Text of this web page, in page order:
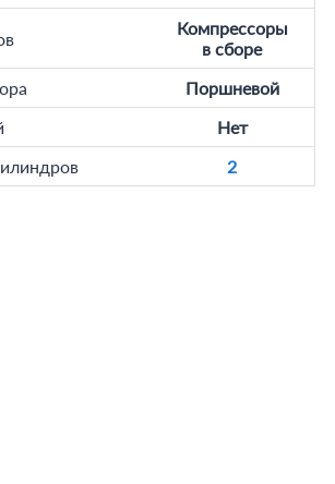
Компрессоры
в сборе
Поршневой
Нет
2